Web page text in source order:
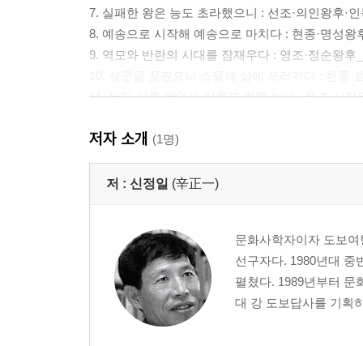
7. 실패한 왕은 능도 초라했으니 : 선조·의인왕후·
8. 예송으로 시작해 예송으로 마치다 : 현종·명성왕
9. 역모와 반란의 시대를 잠재우다 : 영조·정순왕후
11. 못다 이룬 왕업을 이루고 함께 눕다 : 문조·신정
13. 예송 논쟁의 중심에 서서 : 장렬왕후_휘릉
14. 유연하고 강한 성군의 다스림 : 성종·정현왕후_
15. 다스려진 때는 적고 혼란한 때가 많았으니 : 중
18. 명과 암이 너무 뚜렷한 왕 : 태종·원경왕후_헌릉
19. 세도 정치의 희생양 : 순조·순원왕후_인릉
20. 만고의 외로운 혼이 누운 곳 : 단종_장릉
21. 조선 왕릉의 모범 : 세종·소헌왕후_영릉
22. 설욕의 그날을 꿈꾸며 : 효종·인선왕후_영릉
저자 소개 (1명)
저 : 신정일 (辛正一)
문화사학자이자 도보
선구자다. 1980년대 중
펼쳤다. 1989년부터 문
대 강 도보답사를 기획